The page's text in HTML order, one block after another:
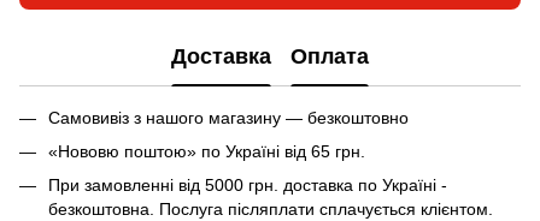
Доставка Оплата
Самовивіз з нашого магазину — безкоштовно
«Нововю поштою» по Україні від 65 грн.
При замовленні від 5000 грн. доставка по Україні -
безкоштовна. Послуга післяплати сплачується клієнтом.